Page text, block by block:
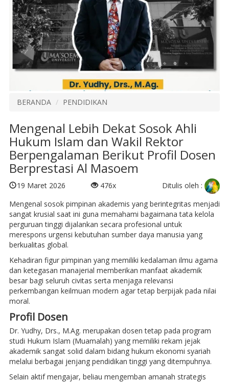
BERANDA PENDIDIKAN
Mengenal Lebih Dekat Sosok Ahli
Hukum Islam dan Wakil Rektor
Berpengalaman Berikut Profil Dosen
Berprestasi Al Masoem
19 Maret 2026 476x
Ditulis oleh :
Mengenal sosok pimpinan akademis yang berintegritas menjadi
sangat krusial saat ini guna memahami bagaimana tata kelola
perguruan tinggi dijalankan secara profesional untuk
merespons urgensi kebutuhan sumber daya manusia yang
berkualitas global.
Kehadiran figur pimpinan yang memiliki kedalaman ilmu agama
dan ketegasan manajerial memberikan manfaat akademik
besar bagi seluruh civitas serta menjaga relevansi
perkembangan keilmuan modern agar tetap berpijak pada nilai
moral.
Profil Dosen
Dr. Yudhy, Drs., M.Ag. merupakan dosen tetap pada program
studi Hukum Islam (Muamalah) yang memiliki rekam jejak
akademik sangat solid dalam bidang hukum ekonomi syariah
melalui berbagai jenjang pendidikan tinggi yang ditempuhnya.
Selain aktif mengajar, beliau mengemban amanah strategis